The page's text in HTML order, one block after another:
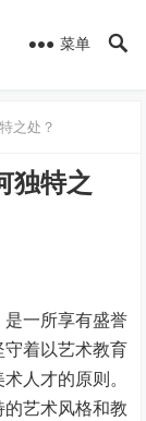
菜单
之处？
独特之
一所享有盛誉
着以艺术教育
人才的原则。
艺术风格和教